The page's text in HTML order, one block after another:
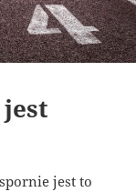
jest to